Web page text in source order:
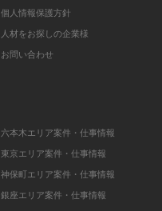
個人情報保護方針
人材をお探しの企業様
お問い合わせ
六本木エリア案件・仕事情報
東京エリア案件・仕事情報
神保町エリア案件・仕事情報
銀座エリア案件・仕事情報